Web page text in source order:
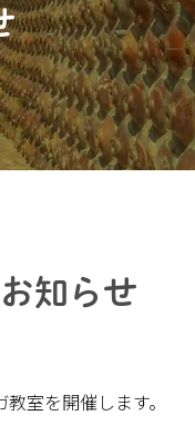
知らせ
室を開催します。